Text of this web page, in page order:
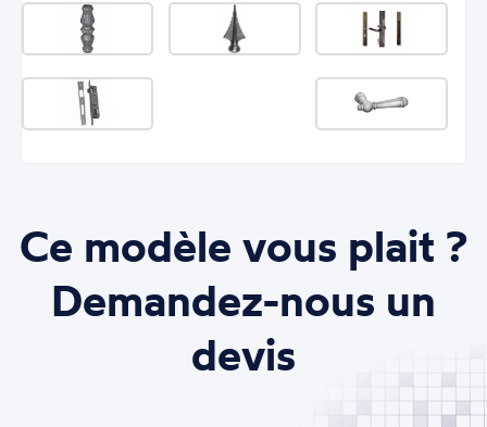
Ce modèle vous plait ?
Demandez-nous un
devis